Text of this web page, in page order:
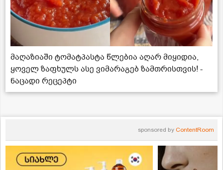
მაღაზიაში ტომატპასტა წლებია აღარ მიყიდია,
ყოველ ზაფხულს ასე ვიმარაგებ ზამთრისთვის! -
ნაცადი რეცეპტი
sponsored by ContentRoom